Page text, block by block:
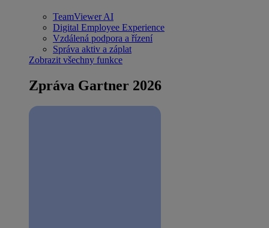
TeamViewer AI
Digital Employee Experience
Vzdálená podpora a řízení
Správa aktiv a záplat
Zobrazit všechny funkce
Zpráva Gartner 2026